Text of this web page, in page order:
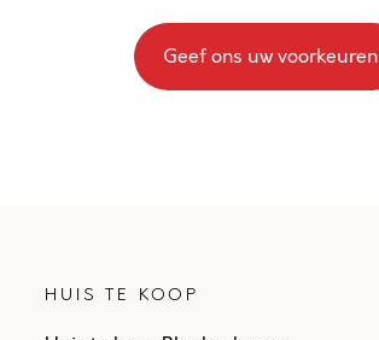
Geef ons uw voorkeuren
HUIS TE KOOP